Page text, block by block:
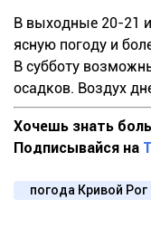
В выходные 20-21
ясную погоду и
В субботу
осадков. Воздух
Хочешь знать
Подписывайся на
погода Кривой Рог